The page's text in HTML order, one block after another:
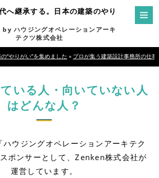
へ継承する。日本の建築のやり
ハウジングオペレーションアーキ
テクツ株式会社
“やりがい”を集めました » プロが集う建築設計事務所の仕
いる人・向いていない人
はどんな人？
ハウジングオペレーションアーキテク
ポンサーとして、Zenken株式会社が
運営しています。